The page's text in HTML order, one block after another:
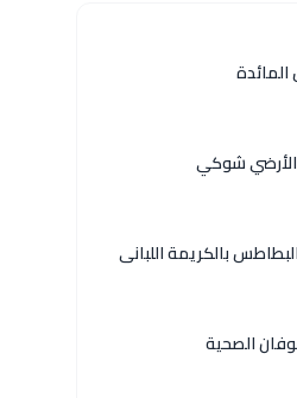
شوكي
بالكريمة اللبانى
الصحية